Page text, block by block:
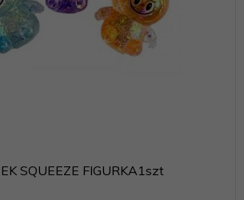
SQUEEZE FIGURKA1szt